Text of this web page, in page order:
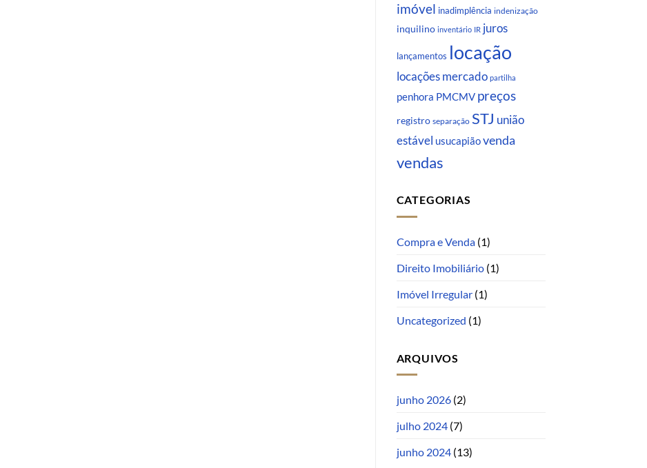
imóvel inadimplência indenização
inquilino inventário IR juros
lançamentos locação
locações mercado partilha
penhora PMCMV preços
registro separação STJ união
estável usucapiãovenda
vendas
CATEGORIAS
Compra e Venda(1)
Direito Imobiliário(1)
Imóvel Irregular(1)
Uncategorized (1)
ARQUIVOS
junho 2026(2)
julho 2024(7)
junho 2024(13)